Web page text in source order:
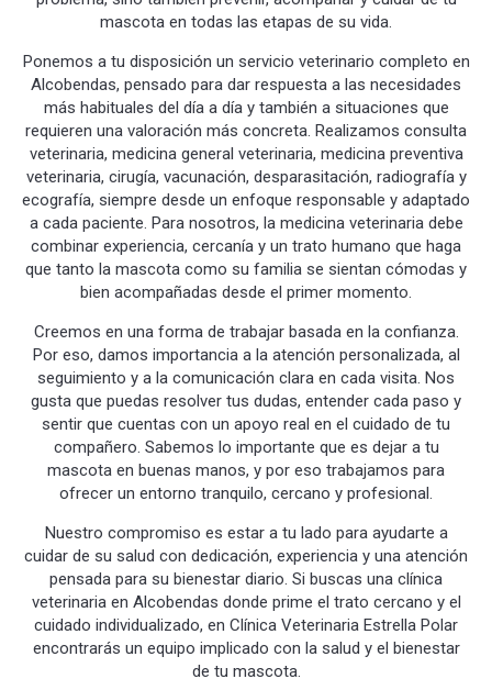
mascota en todas las etapas de su vida.
Ponemos a tu disposición un servicio veterinario completo en
Alcobendas, pensado para dar respuesta a las necesidades
más habituales del día a día y también a situaciones que
requieren una valoración más concreta. Realizamos consulta
veterinaria, medicina general veterinaria, medicina preventiva
veterinaria, cirugía, vacunación, desparasitación, radiografía y
ecografía, siempre desde un enfoque responsable y adaptado
a cada paciente. Para nosotros, la medicina veterinaria debe
combinar experiencia, cercanía y un trato humano que haga
que tanto la mascota como su familia se sientan cómodas y
bien acompañadas desde el primer momento.
Creemos en una forma de trabajar basada en la confianza.
Por eso, damos importancia a la atención personalizada, al
seguimiento y a la comunicación clara en cada visita. Nos
gusta que puedas resolver tus dudas, entender cada paso y
sentir que cuentas con un apoyo real en el cuidado de tu
compañero. Sabemos lo importante que es dejar a tu
mascota en buenas manos, y por eso trabajamos para
ofrecer un entorno tranquilo, cercano y profesional.
Nuestro compromiso es estar a tu lado para ayudarte a
cuidar de su salud con dedicación, experiencia y una atención
pensada para su bienestar diario. Si buscas una clínica
veterinaria en Alcobendas donde prime el trato cercano y el
cuidado individualizado, en Clínica Veterinaria Estrella Polar
encontrarás un equipo implicado con la salud y el bienestar
de tu mascota.